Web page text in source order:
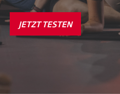
JETZT TESTEN